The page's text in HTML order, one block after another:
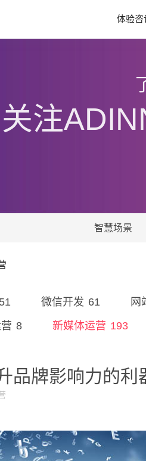
体验咨
关注
智慧场景
微信开发 61 网
8 新媒体运营 193
品牌影响力的利